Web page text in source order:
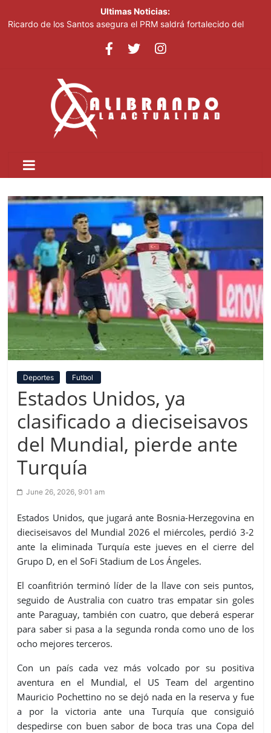
Ultimas Noticias:
Ricardo de los Santos asegura el PRM saldrá fortalecido del
70,000 personas serán beneficiadas con saneamiento de las
Centroamericanos
Thalia Terrero se reencuentra con el oro, ocho años después
Pronostican cielo soleado y temperaturas de hasta 35 °C este
Deportes Futbol
Estados Unidos, ya
clasificado a dieciseisavos
del Mundial, pierde ante
Turquía
June 26, 2026, 9:01 am
Estados Unidos, que jugará ante Bosnia-Herzegovina en
dieciseisavos del Mundial 2026 el miércoles, perdió 3-2
ante la eliminada Turquía este jueves en el cierre del
Grupo D, en el SoFi Stadium de Los Ángeles.
El coanfitrión terminó líder de la llave con seis puntos,
seguido de Australia con cuatro tras empatar sin goles
ante Paraguay, también con cuatro, que deberá esperar
para saber si pasa a la segunda ronda como uno de los
ocho mejores terceros.
Con un país cada vez más volcado por su positiva
aventura en el Mundial, el US Team del argentino
Mauricio Pochettino no se dejó nada en la reserva y fue
a por la victoria ante una Turquía que consiguió
despedirse con buen sabor de boca tras una Copa del